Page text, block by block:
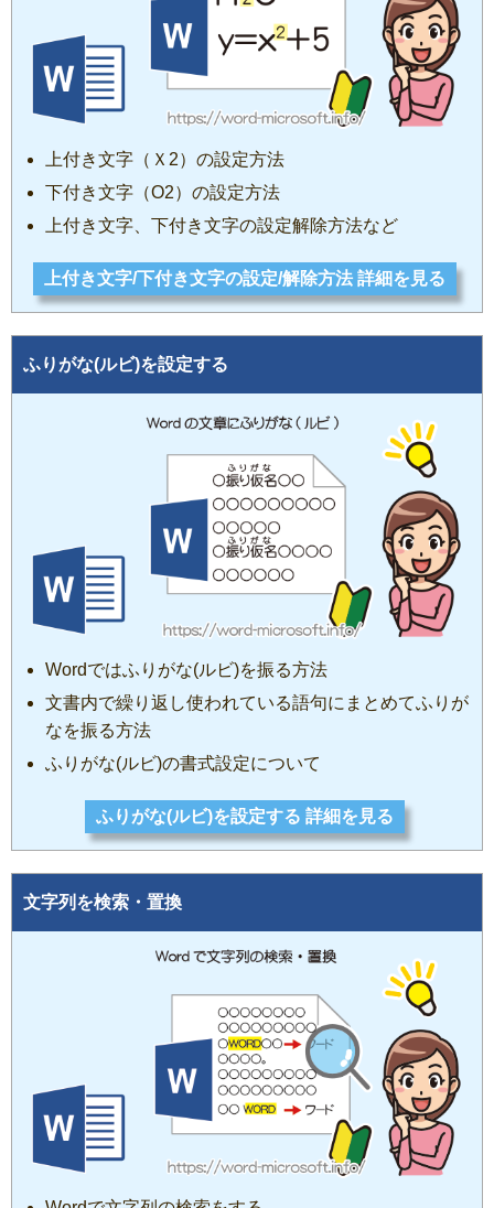
上付き文字（Ｘ 2）の設定方法
下付き文字（О2）の設定方法
上付き文字、下付き文字の設定解除方法など
上付き文字/下付き文字の設定/解除方法 詳細を見る
ふりがな(ルビ)を設定する
Wordではふりがな(ルビ)を振る方法
文書内で繰り返し使われている語句にまとめてふりが
なを振る方法
ふりがな(ルビ)の書式設定について
ふりがな(ルビ)を設定する 詳細を見る
文字列を検索・置換